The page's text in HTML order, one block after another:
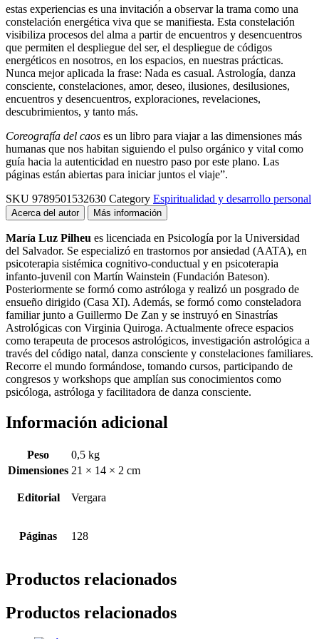
estas experiencias es una invitación a observar la trama como una
constelación energética viva que se manifiesta. Esta constelación
visibiliza procesos del alma a partir de encuentros y desencuentros
que permiten el despliegue del ser, el despliegue de códigos
energéticos en nosotros, en los espacios, en nuestras prácticas.
Nunca mejor aplicada la frase: Nada es casual. Astrología, danza
consciente, constelaciones, amor, deseo, ilusiones, desilusiones,
encuentros y desencuentros, exploraciones, revelaciones,
descubrimientos, y tanto más.
Coreografía del caos es un libro para viajar a las dimensiones más
humanas que nos habitan siguiendo el pulso orgánico y vital como
guía hacia la autenticidad en nuestro paso por este plano. Las
páginas están abiertas para iniciar juntos el viaje”.
SKU 9789501532630 Category Espiritualidad y desarrollo personal
Acerca del autor Más información
María Luz Pilheu es licenciada en Psicología por la Universidad
del Salvador. Se especializó en trastornos por ansiedad (AATA), en
psicoterapia sistémica cognitivo-conductual y en psicoterapia
infanto-juvenil con Martín Wainstein (Fundación Bateson).
Posteriormente se formó como astróloga y realizó un posgrado de
ensueño dirigido (Casa XI). Además, se formó como consteladora
familiar junto a Guillermo De Zan y se instruyó en Sinastrías
Astrológicas con Virginia Quiroga. Actualmente ofrece espacios
como terapeuta de procesos astrológicos, investigación astrológica a
través del código natal, danza consciente y constelaciones familiares.
Recorre el mundo formándose, tomando cursos, participando de
congresos y workshops que amplían sus conocimientos como
psicóloga, astróloga y facilitadora de danza consciente.
Información adicional
Peso
0,5 kg
Dimensiones 21 × 14 × 2 cm
Editorial Vergara
Páginas 128
Productos relacionados
Productos relacionados